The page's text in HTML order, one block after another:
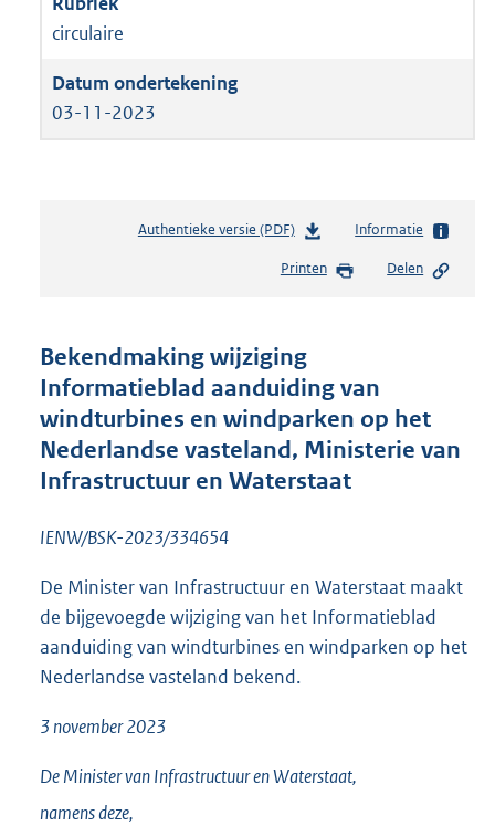
circulaire
03-11-2023
Authentieke versie (PDF)b
s
d
s
g
o
o
,
8
M
Informatie
Printen Delen
Bekendmaking wijziging
Informatieblad aanduiding van
windturbines en windparken op het
Nederlandse vasteland, Ministerie van
Infrastructuur en Waterstaat
IENW/BSK-2023/334654
De Minister van Infrastructuur en Waterstaat maakt
de bijgevoegde wijziging van het Informatieblad
aanduiding van windturbines en windparken op het
Nederlandse vasteland bekend.
3 november 2023
De Minister van Infrastructuur en Waterstaat,
namens deze,